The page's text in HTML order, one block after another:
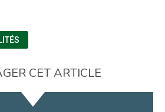
CET ARTICLE